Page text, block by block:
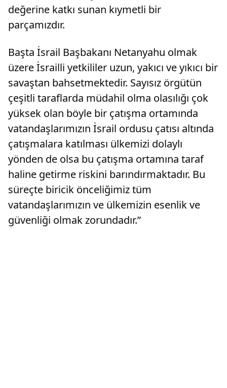
değerine katkı sunan kıymetli bir
parçamızdır.
Başta İsrail Başbakanı Netanyahu olmak
üzere İsrailli yetkililer uzun, yakıcı ve yıkıcı bir
savaştan bahsetmektedir. Sayısız örgütün
çeşitli taraflarda müdahil olma olasılığı çok
yüksek olan böyle bir çatışma ortamında
vatandaşlarımızın İsrail ordusu çatısı altında
çatışmalara katılması ülkemizi dolaylı
yönden de olsa bu çatışma ortamına taraf
haline getirme riskini barındırmaktadır. Bu
süreçte biricik önceliğimiz tüm
vatandaşlarımızın ve ülkemizin esenlik ve
güvenliği olmak zorundadır.”